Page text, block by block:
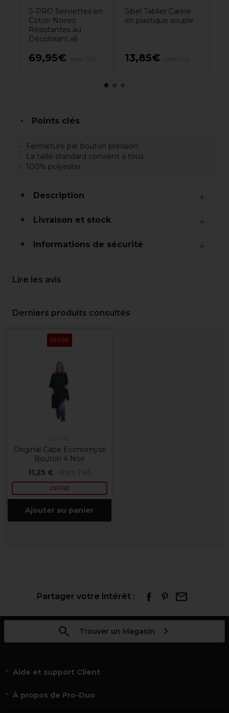
S-PRO Serviettes en
Coton Noires
Résistantes au
Décolorant x6
69,95€
Sibel Tablier Carine
en plastique souple
13,85€
Points clés
Fermeture par bouton pression
La taille standard convient à tous
100% polyester
Description
Livraison et stock
Informations de sécurité
Lire les avis
Derniers produits consultés
OFFRE
Original Cape Economyss
Bouton 4 Noir
11,25 €
Hors TVA
OFFRE
Ajouter au panier
Partager votre intérêt :
Trouver un Magasin
Aide et support Client
À propos de Pro-Duo